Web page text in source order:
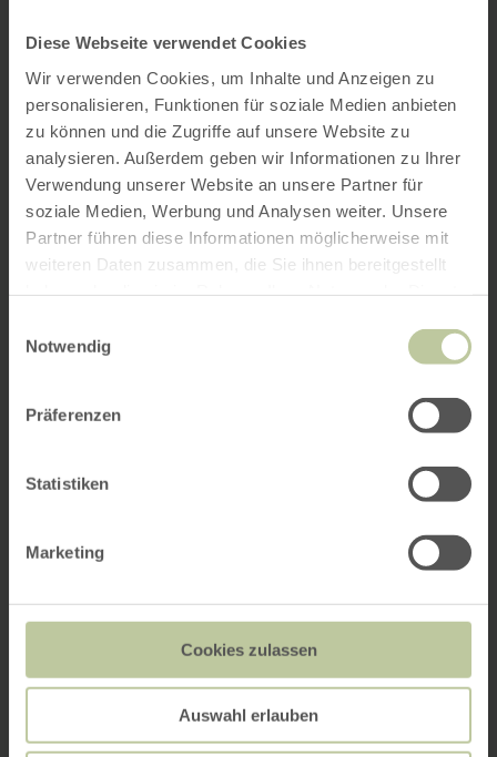
Diese Webseite verwendet Cookies
Wir verwenden Cookies, um Inhalte und Anzeigen zu
personalisieren, Funktionen für soziale Medien anbieten
zu können und die Zugriffe auf unsere Website zu
analysieren. Außerdem geben wir Informationen zu Ihrer
Verwendung unserer Website an unsere Partner für
soziale Medien, Werbung und Analysen weiter. Unsere
Partner führen diese Informationen möglicherweise mit
weiteren Daten zusammen, die Sie ihnen bereitgestellt
Notwendig
Präferenzen
Statistiken
Marketing
Cookies zulassen
Auswahl erlauben